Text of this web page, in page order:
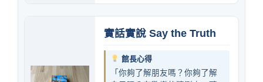
實話實說 Say the Truth
館長心得
「你夠了解朋友嗎？你夠了解